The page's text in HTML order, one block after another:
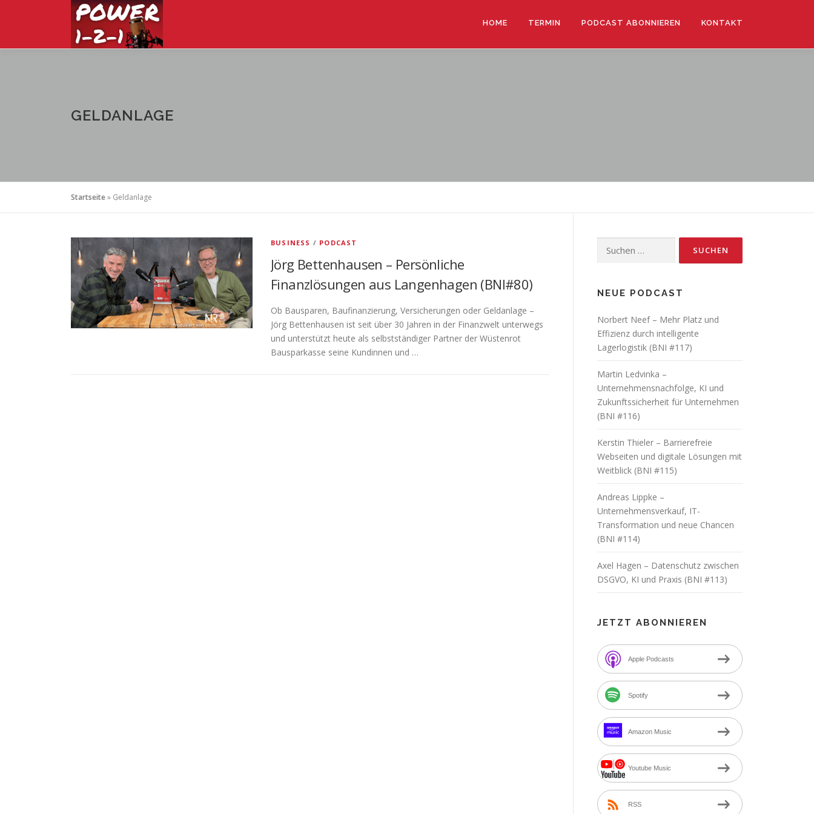
HOME TERMIN PODCAST ABONNIEREN KONTAKT
GELDANLAGE
Startseite» Geldanlage
BUSINESS / PODCAST
Jörg Bettenhausen – Persönliche
Finanzlösungen aus Langenhagen (BNI#80)
Ob Bausparen, Baufinanzierung, Versicherungen oder Geldanlage –
Jörg Bettenhausen ist seit über 30 Jahren in der Finanzwelt unterwegs
und unterstützt heute als selbstständiger Partner der Wüstenrot
Bausparkasse seine Kundinnen und …
NEUE PODCAST
Norbert Neef – Mehr Platz und
Effizienz durch intelligente
Lagerlogistik (BNI #117)
Martin Ledvinka –
Unternehmensnachfolge, KI und
Zukunftssicherheit für Unternehmen
(BNI #116)
Kerstin Thieler – Barrierefreie
Webseiten und digitale Lösungen mit
Weitblick (BNI #115)
Andreas Lippke –
Unternehmensverkauf, IT-
Transformation und neue Chancen
(BNI #114)
Axel Hagen – Datenschutz zwischen
DSGVO, KI und Praxis (BNI #113)
JETZT ABONNIEREN
Apple Podcasts
Spotify
Amazon Music
Youtube Music
RSS